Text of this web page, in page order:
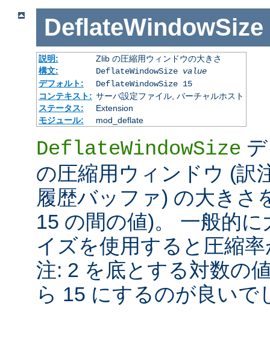
DeflateWindowSize
説明:
Zlib の圧縮用ウィンドウの大きさ
構文:
DeflateWindowSize value
デフォルト:
DeflateWindowSize 15
コンテキスト: サーバ設定ファイル, バーチャルホスト
ステータス:
Extension
モジュール:
mod_deflate
DeflateWindowSize
の圧縮用ウィンドウ (訳
履歴バッファ) の大きさ
15 の間の値)。 一般的
イズを使用すると圧縮
注: 2 を底とする対数の
ら 15 にするのが良いで